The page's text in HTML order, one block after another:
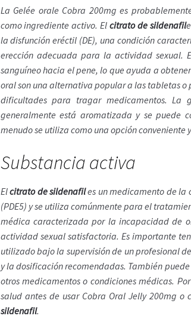
La Gelée orale Cobra 200mg es
como ingrediente activo. Elcitrato de sildenafil
la disfunción eréctil (DE), una condición
erección adecuada para la actividad sexual.
sanguíneo hacia el pene, lo que ayuda a
oral son una alternativa popular a las tabletas
dificultades para tragar medicamentos.
generalmente está aromatizada y se puede
menudo se utiliza como una opción
Substancia activa
Elcitrato de sildenafiles un medicamento de la
(PDE5) y se utiliza comúnmente para el
médica caracterizada por la incapacidad de
actividad sexual satisfactoria. Es importante
utilizado bajo la supervisión de un profesional
y la dosificación recomendadas. También
otros medicamentos o condiciones médicas.
salud antes de usar Cobra Oral Jelly 200mg
sildenafil.